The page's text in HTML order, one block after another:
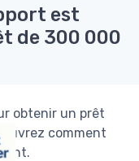
est
de 300 000
obtenir un prêt
comment